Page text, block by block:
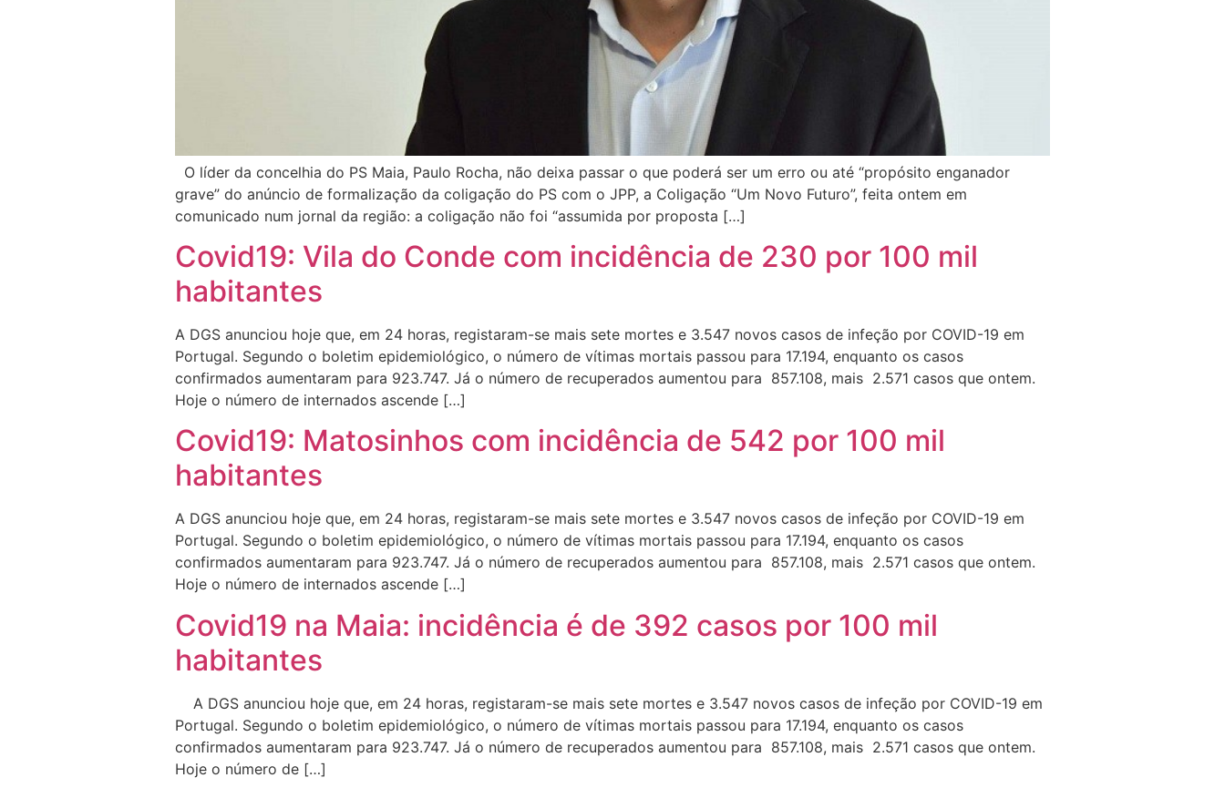
O líder da concelhia do PS Maia, Paulo Rocha, não deixa passar o que poderá ser um erro ou até “propósito enganador
grave” do anúncio de formalização da coligação do PS com o JPP, a Coligação “Um Novo Futuro”, feita ontem em
comunicado num jornal da região: a coligação não foi “assumida por proposta […]
Covid19: Vila do Conde com incidência de 230 por 100 mil
habitantes
A DGS anunciou hoje que, em 24 horas, registaram-se mais sete mortes e 3.547 novos casos de infeção por COVID-19 em
Portugal. Segundo o boletim epidemiológico, o número de vítimas mortais passou para 17.194, enquanto os casos
confirmados aumentaram para 923.747. Já o número de recuperados aumentou para 857.108, mais 2.571 casos que ontem.
Hoje o número de internados ascende […]
Covid19: Matosinhos com incidência de 542 por 100 mil
habitantes
A DGS anunciou hoje que, em 24 horas, registaram-se mais sete mortes e 3.547 novos casos de infeção por COVID-19 em
Portugal. Segundo o boletim epidemiológico, o número de vítimas mortais passou para 17.194, enquanto os casos
confirmados aumentaram para 923.747. Já o número de recuperados aumentou para 857.108, mais 2.571 casos que ontem.
Hoje o número de internados ascende […]
Covid19 na Maia: incidência é de 392 casos por 100 mil
habitantes
A DGS anunciou hoje que, em 24 horas, registaram-se mais sete mortes e 3.547 novos casos de infeção por COVID-19 em
Portugal. Segundo o boletim epidemiológico, o número de vítimas mortais passou para 17.194, enquanto os casos
confirmados aumentaram para 923.747. Já o número de recuperados aumentou para 857.108, mais 2.571 casos que ontem.
Hoje o número de […]